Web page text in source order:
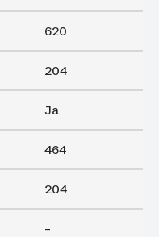
620
204
Ja
464
204
–